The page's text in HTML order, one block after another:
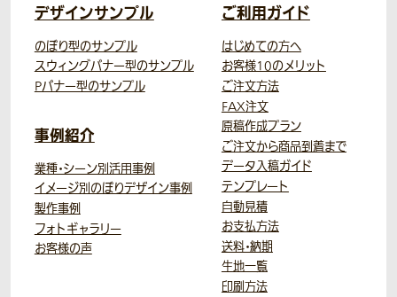
デザインサンプル
のぼり型のサンプル
スウィングバナー型のサンプル
Pバナー型のサンプル
事例紹介
業種・シーン別活用事例
イメージ別のぼりデザイン事例
製作事例
フォトギャラリー
お客様の声
ご利用ガイド
はじめての方へ
お客様10のメリット
ご注文方法
FAX注文
原稿作成プラン
ご注文から商品到着まで
データ入稿ガイド
テンプレート
自動見積
お支払方法
送料・納期
生地一覧
印刷方法